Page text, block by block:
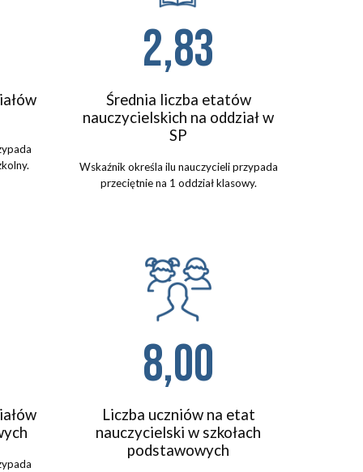
2,83
Średnia liczba etatów
nauczycielskich na oddział w
SP
Wskaźnik określa ilu nauczycieliprzypada
przeciętnie na 1 oddział klasowy.
8,00
Liczba uczniów na etat
nauczycielski w szkołach
podstawowych